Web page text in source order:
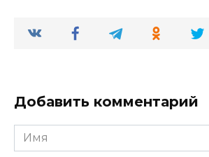
Добавить комментарий
Имя
*